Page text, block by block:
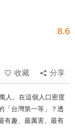
8.6
收藏
分享
人。在這個人口密度
「台灣第一等」？透
有趣、最厲害、最有